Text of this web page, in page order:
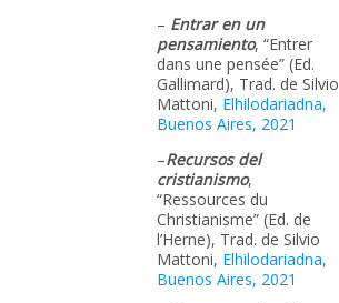
– Entrar en un
pensamiento, “Entrer
dans une pensée” (Ed.
Gallimard), Trad. de Silvio
Mattoni, Elhilodariadna,
Buenos Aires, 2021
–Recursos del
cristianismo,
“Ressources du
Christianisme” (Ed. de
l’Herne), Trad. de Silvio
Mattoni, Elhilodariadna,
Buenos Aires, 2021